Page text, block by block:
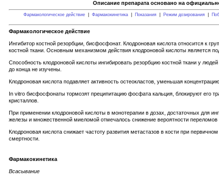
Описание препарата основано на
Фармакологическое действие Фармакокинетика Показания Режим дозирования
Фармакологическое действие
Ингибитор костной резорбции, бисфосфонат. Клодроновая кислота относится к
костной ткани. Основным механизмом действия клодроновой кислоты является
Способность клодроновой кислоты ингибировать резорбцию костной ткани у
до конца не изучены.
Клодроновая кислота подавляет активность остеокластов, уменьшая
In vitro бисфосфонаты тормозят преципитацию фосфата кальция, блокируют его
кристаллов.
При применении клодроновой кислоты в монотерапии в дозах, достаточных для
железы и множественной миеломой отмечалось снижение вероятности переломов
Клодроновая кислота снижает частоту развития метастазов в кости при
смертности.
Фармакокинетика
Всасывание